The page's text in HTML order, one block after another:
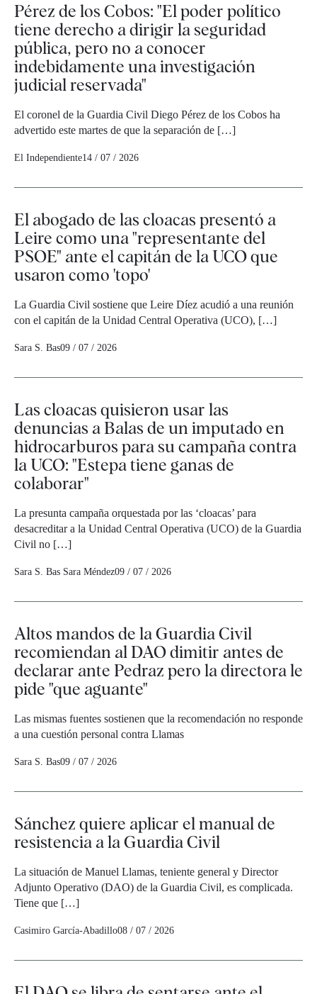
Pérez de los Cobos: "El poder político
tiene derecho a dirigir la seguridad
pública, pero no a conocer
indebidamente una investigación
judicial reservada"
El coronel de la Guardia Civil Diego Pérez de los Cobos ha
advertido este martes de que la separación de […]
El Independiente14 / 07 / 2026
El abogado de las cloacas presentó a
Leire como una "representante del
PSOE" ante el capitán de la UCO que
usaron como 'topo'
La Guardia Civil sostiene que Leire Díez acudió a una reunión
con el capitán de la Unidad Central Operativa (UCO), […]
Sara S. Bas09 / 07 / 2026
Las cloacas quisieron usar las
denuncias a Balas de un imputado en
hidrocarburos para su campaña contra
la UCO: "Estepa tiene ganas de
colaborar"
La presunta campaña orquestada por las ‘cloacas’ para
desacreditar a la Unidad Central Operativa (UCO) de la Guardia
Civil no […]
Sara S. Bas Sara Méndez09 / 07 / 2026
Altos mandos de la Guardia Civil
recomiendan al DAO dimitir antes de
declarar ante Pedraz pero la directora le
pide "que aguante"
Las mismas fuentes sostienen que la recomendación no responde
a una cuestión personal contra Llamas
Sara S. Bas09 / 07 / 2026
Sánchez quiere aplicar el manual de
resistencia a la Guardia Civil
La situación de Manuel Llamas, teniente general y Director
Adjunto Operativo (DAO) de la Guardia Civil, es complicada.
Tiene que […]
Casimiro García-Abadillo08 / 07 / 2026